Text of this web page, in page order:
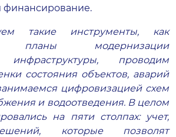
финансирование.
такие инструменты, как
планы модернизации
инфраструктуры, проводим
состояния объектов, аварий
цифровизацией схем
и водоотведения. В целом
на пяти столпах: учет,
которые позволят